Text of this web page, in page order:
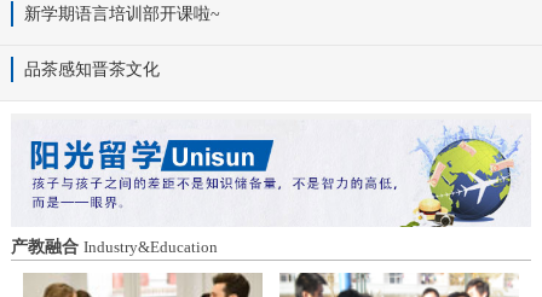
动会是学院践行“健康第一”教育理念、推
动会为契机，涵养健康体魄、锤炼坚韧意
志，将赛场上的拼搏精神、协作意识转化
为学习工作的强大动力，凝心聚力、笃行
不怠，共同书写华澳学院高质量发展的崭
新篇章。 本届开幕式以“逐梦 健康 奋进
感恩”为脉络，献上四场精彩展演。 健康
同行，雅韵律动 优雅交谊舞翩跹起舞，
组织生活联过等方式，筑牢学校事业发展
源共享机制，共同开发实践教学基地，打
造特色育人载体。三要强化队伍建设。通
过挂职帮带、专题培训、观摩交流等形
式，培育政治强、业务精、作风正的党务
和思政工作队伍。四要推动深度融合。把
结对共建融入专业建设、科研创新、人才
培养、社会服务全过程，让党建引领下的
校际合作，既赋能民办高校规范发展，也
新学期语言培训部开课啦~
品茶感知晋茶文化
产教融合 Industry&Education